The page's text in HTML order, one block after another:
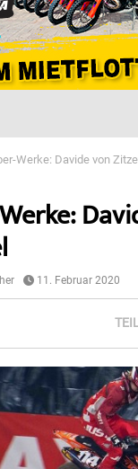
Werke: Davide von
11. Februar 2020